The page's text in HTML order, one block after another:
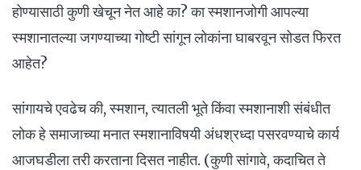
होण्यासाठी कुणी खेचून नेत आहे का? का स्मशानजोगी आपल्या
स्मशानातल्या जगण्याच्या गोष्टी सांगून लोकांना घाबरवून सोडत फिरत
आहेत?
सांगायचे एवढेच की, स्मशान, त्यातली भूते किंवा स्मशानाशी संबंधीत
लोक हे समाजाच्या मनात स्मशानाविषयी अंधश्रध्दा पसरवण्याचे कार्य
आजघडीला तरी करताना दिसत नाहीत. (कुणी सांगावे, कदाचित ते